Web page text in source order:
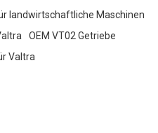
landwirtschaftliche Maschinen
OEM VT02 Getriebe
Valtra